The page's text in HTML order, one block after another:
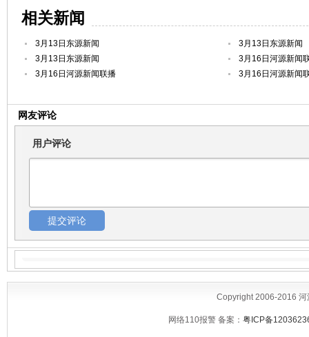
相关新闻
3月13日东源新闻
3月13日东源新闻
3月13日东源新闻
3月16日河源新闻
3月16日河源新闻联播
3月16日河源新闻
网友评论
用户评论
Copyright 2006-2016
网络110报警 备案： 粤ICP备